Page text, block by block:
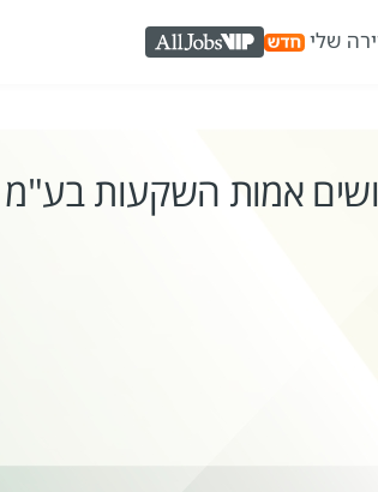
שלי AllJobs VIP
אמות השקעות בע"מ